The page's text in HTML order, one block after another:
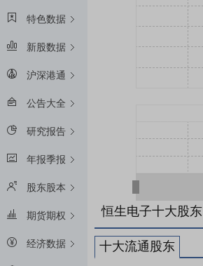
特色数据
新股数据
沪深港通
公告大全
研究报告
年报季报
股东股本
期货期权
经济数据
恒生电子十大股东
十大流通股东